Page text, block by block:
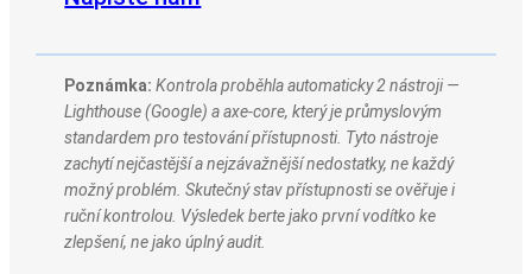
Poznámka: Kontrola proběhla automaticky 2 nástroji —
Lighthouse (Google) a axe-core, který je průmyslovým
standardem pro testování přístupnosti. Tyto nástroje
zachytí nejčastější a nejzávažnější nedostatky, ne každý
možný problém. Skutečný stav přístupnosti se ověřuje i
ruční kontrolou. Výsledek berte jako první vodítko ke
zlepšení, ne jako úplný audit.